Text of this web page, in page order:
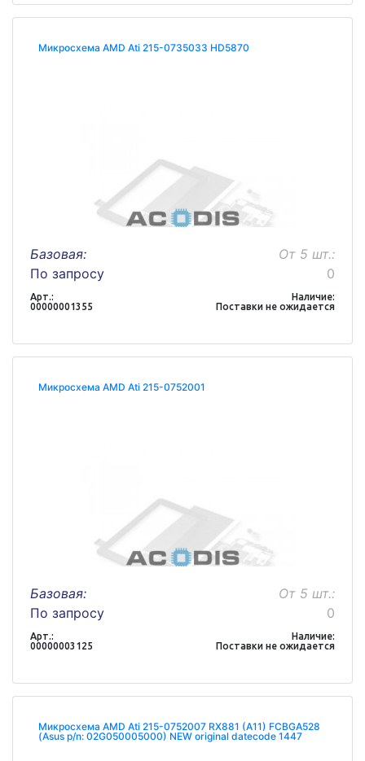
Микросхема AMD Ati 215-0735033 HD5870
Базовая:
По запросу
От 5 шт.:
0
Арт.:
00000001355
Наличие:
Поставки не ожидается
Микросхема AMD Ati 215-0752001
Базовая:
По запросу
От 5 шт.:
0
Арт.:
00000003125
Наличие:
Поставки не ожидается
Микросхема AMD Ati 215-0752007 RX881 (A11) FCBGA528
(Asus p/n: 02G050005000) NEW original datecode 1447